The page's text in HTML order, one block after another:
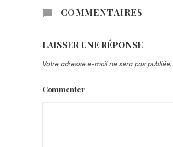
COMMENTAIRES
LAISSER UNE RÉPONSE
Votre adresse e-mail ne sera pas publiée.
Commenter